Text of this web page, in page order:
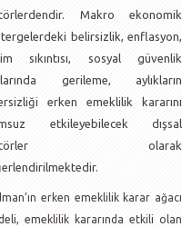
Makro ekonomik
belirsizlik, enflasyon,
sıkıntısı, sosyal güvenlik
gerileme, aylıkların
erken emeklilik kararını
etkileyebilecek dışsal
olarak
erken emeklilik karar ağacı
emeklilik kararında etkili olan